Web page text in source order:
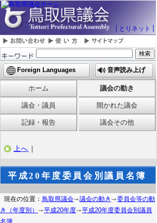
とりネット
Foreign Languages 音声読み上げ
ホーム 議会の動き
議会・議員 開かれた議会
記録・報告 議会その他
上へ ｜
平成20年度委員会別議員名簿
現在の位置： 鳥取県議会 議会の動き
委員会等の動
き（年度別）
平成20年度
平成20年度委員会別議員
名簿